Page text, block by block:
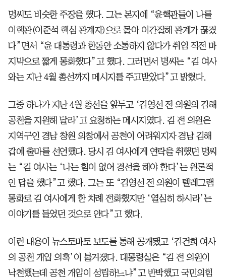
명씨도 비슷한 주장을 했다. 그는 본지에 “윤핵관들이 나를
이핵관(이준석 핵심 관계자)으로 몰아 이간질해 관계가 끊겼
다”면서 “윤 대통령과 한동안 소통하지 않다가 취임 직전 마
지막으로 짧게 통화했다”고 했다. 그러면서 명씨는 “김 여사
와는 지난 4월 총선까지 메시지를 주고받았다”고 밝혔다.
그중 하나가 지난 4월 총선을 앞두고 ‘김영선 전 의원의 김해
공천을 지원해 달라’고 요청하는 메시지였다. 김 전 의원은
지역구인 경남 창원 의창에서 공천이 어려워지자 경남 김해
갑에 출마를 선언했다. 당시 김 여사에게 연락을 취했던 명씨
는 “김 여사는 ‘나는 힘이 없어 경선을 해야 한다’는 원론적
인 답을 했다”고 했다. 그는 또 “김영선 전 의원이 텔레그램
통화로 김 여사에게 한 차례 전화했지만 ‘열심히 하시라’는
이야기를 들었던 것으로 안다”고 했다.
이런 내용이 뉴스토마토 보도를 통해 공개됐고 ‘김건희 여사
의 공천 개입 의혹’이 불거졌다. 대통령실은 “김 전 의원이
낙천했는데 공천 개입이 성립하느냐”고 반박했고 국민의힘